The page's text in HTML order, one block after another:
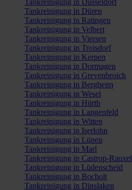
Tankreinigung in Düren
Tankreinigung in Ratingen
Tankreinigung in Velbert
Tankreinigung in Viersen
Tankreinigung in Troisdorf
Tankreinigung in Kerpen
Tankreinigung in Dormagen
Tankreinigung in Grevenbroich
Tankreinigung in Bergheim
Tankreinigung in Wesel
Tankreinigung in Hürth
Tankreinigung in Langenfeld
Tankreinigung in Witten
Tankreinigung in Iserlohn
Tankreinigung in Lünen
Tankreinigung in Marl
Tankreinigung in Castrop-Rauxel
Tankreinigung in Lüdenscheid
Tankreinigung in Bocholt
Tankreinigung in Dinslaken